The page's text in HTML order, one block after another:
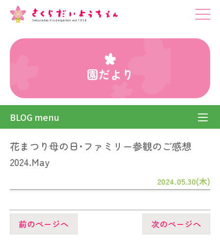
園だより
BLOG menu
花まつり母の日･ファミリー参観のご感想
2024.May
2024.05.30(木)
前のページへ 次のページへ